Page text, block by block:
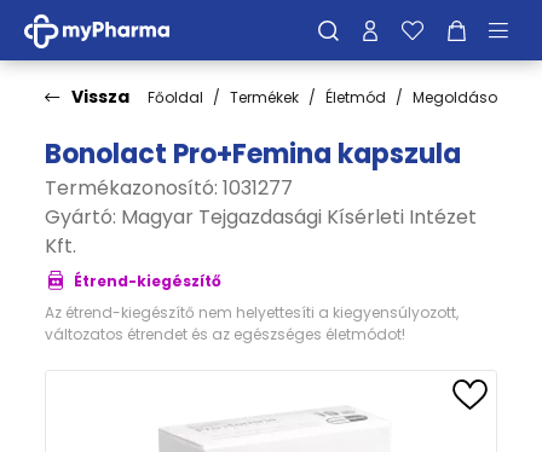
Vissza Főoldal Termékek Életmód Megoldások
Bonolact Pro+Femina kapszula
Termékazonosító: 1031277
Gyártó: Magyar Tejgazdasági Kísérleti Intézet
Kft.
Étrend-kiegészítő
Az étrend-kiegészítő nem helyettesíti a kiegyensúlyozott,
változatos étrendet és az egészséges életmódot!